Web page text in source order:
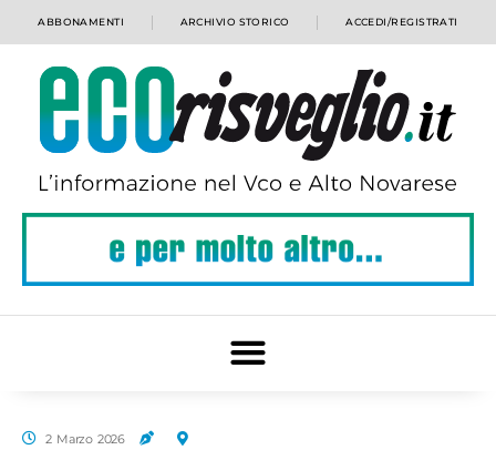
ABBONAMENTI ARCHIVIO STORICO ACCEDI/REGISTRATI
2 Marzo 2026